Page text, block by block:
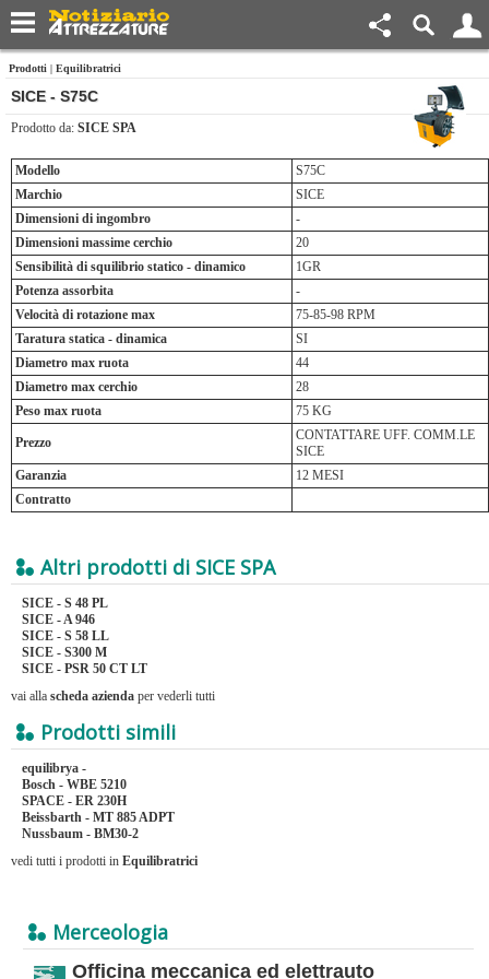
Prodotti | Equilibratrici
SICE - S75C
Prodotto da: SICE SPA
Modello
S75C
Marchio
SICE
Dimensioni di ingombro
-
Dimensioni massime cerchio
20
Sensibilità di squilibrio statico - dinamico
1GR
Potenza assorbita
-
Velocità di rotazione max
75-85-98 RPM
Taratura statica - dinamica
SI
Diametro max ruota
44
Diametro max cerchio
28
Peso max ruota
75 KG
Prezzo
CONTATTARE UFF. COMM.LE
SICE
Garanzia
12 MESI
Contratto
Altri prodotti di SICE SPA
SICE - S 48 PL
SICE - A 946
SICE - S 58 LL
SICE - S300 M
SICE - PSR 50 CT LT
vai alla scheda azienda per vederli tutti
Prodotti simili
equilibrya -
Bosch - WBE 5210
SPACE - ER 230H
Beissbarth - MT 885 ADPT
Nussbaum - BM30-2
vedi tutti i prodotti in Equilibratrici
Merceologia
Officina meccanica ed elettrauto